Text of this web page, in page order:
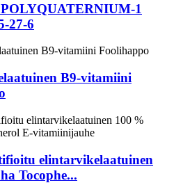
1
27-6
B9-vitamiini
elintarvikelaatuinen
Tocophe...